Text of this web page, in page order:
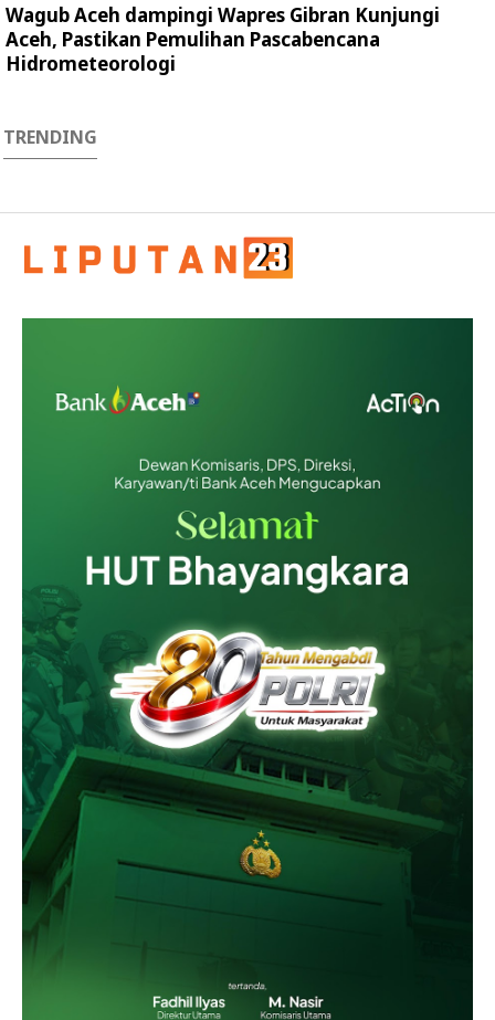
Wagub Aceh dampingi Wapres Gibran Kunjungi
Aceh, Pastikan Pemulihan Pascabencana
Hidrometeorologi
TRENDING